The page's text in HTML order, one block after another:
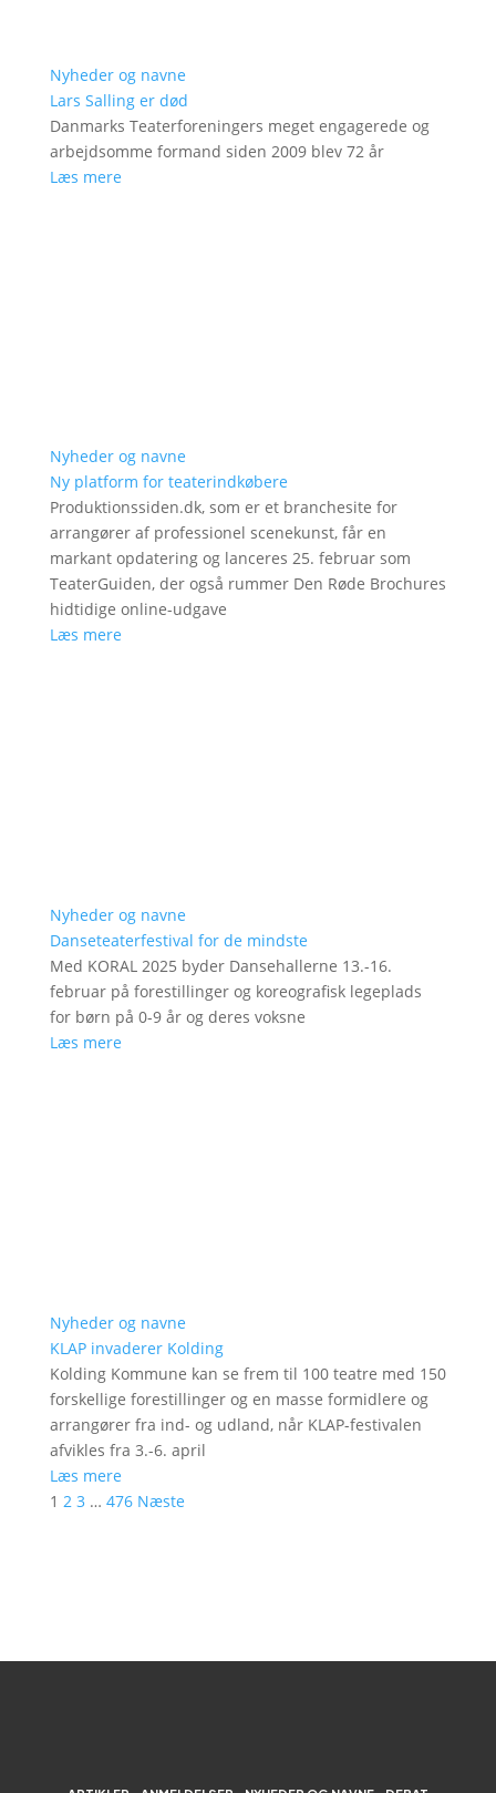
Nyheder og navne
Lars Salling er død
Danmarks Teaterforeningers meget engagerede og
arbejdsomme formand siden 2009 blev 72 år
Læs mere
Nyheder og navne
Ny platform for teaterindkøbere
Produktionssiden.dk, som er et branchesite for
arrangører af professionel scenekunst, får en
markant opdatering og lanceres 25. februar som
TeaterGuiden, der også rummer Den Røde Brochures
hidtidige online-udgave
Læs mere
Nyheder og navne
Danseteaterfestival for de mindste
Med KORAL 2025 byder Dansehallerne 13.-16.
februar på forestillinger og koreografisk legeplads
for børn på 0-9 år og deres voksne
Læs mere
Nyheder og navne
KLAP invaderer Kolding
Kolding Kommune kan se frem til 100 teatre med 150
forskellige forestillinger og en masse formidlere og
arrangører fra ind- og udland, når KLAP-festivalen
afvikles fra 3.-6. april
Læs mere
1 2 3 … 476 Næste